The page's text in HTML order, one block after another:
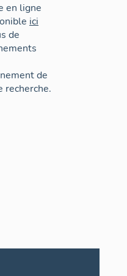
en ligne
ici
de
de
recherche.